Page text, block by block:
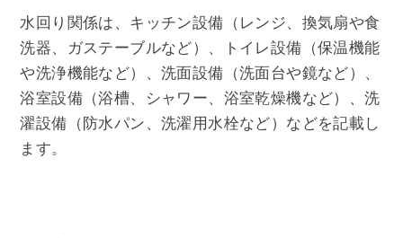
水回り関係は、キッチン設備（レンジ、換気扇や食
洗器、ガステーブルなど）、トイレ設備（保温機能
や洗浄機能など）、洗面設備（洗面台や鏡など）、
浴室設備（浴槽、シャワー、浴室乾燥機など）、洗
濯設備（防水パン、洗濯用水栓など）などを記載し
ます。